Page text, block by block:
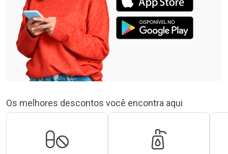
Os melhores descontos você encontra aqui